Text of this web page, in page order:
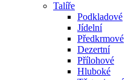
Talíře
Podkladové
Jídelní
Předkrmové
Dezertní
Přílohové
Hluboké